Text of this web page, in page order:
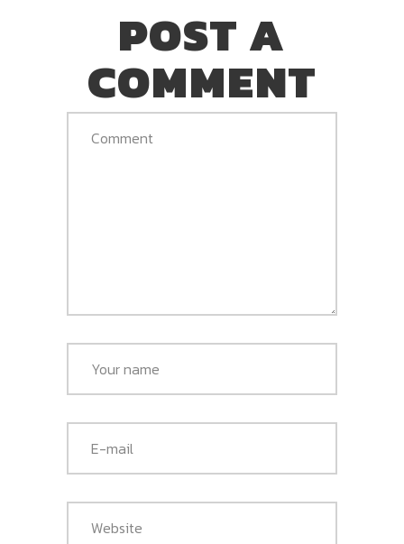
POST A
COMMENT